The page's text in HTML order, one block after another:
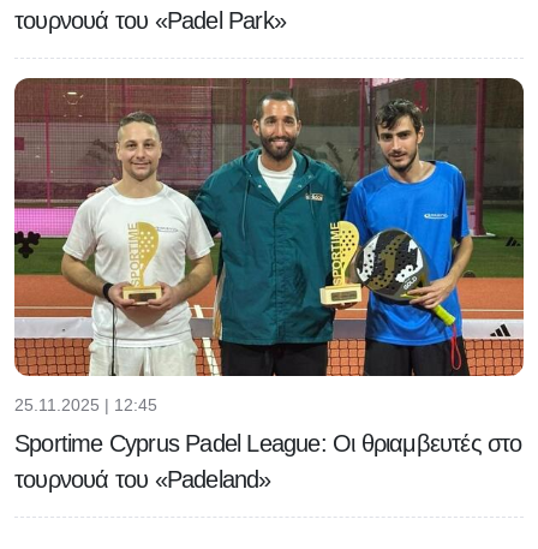
τουρνουά του «Padel Park»
25.11.2025 | 12:45
Sportime Cyprus Padel League: Οι θριαμβευτές στο
τουρνουά του «Padeland»